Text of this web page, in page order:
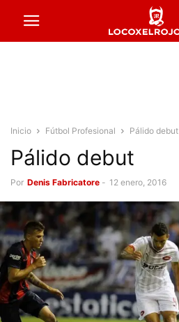
Inicio Fútbol Profesional Pálido debut
Pálido debut
Por Denis Fabricatore - 12 enero, 2016